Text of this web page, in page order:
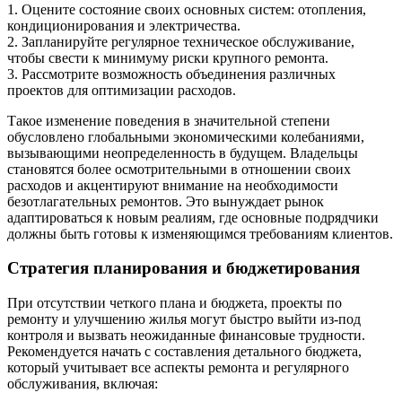
1. Оцените состояние своих основных систем: отопления,
кондиционирования и электричества.
2. Запланируйте регулярное техническое обслуживание,
чтобы свести к минимуму риски крупного ремонта.
3. Рассмотрите возможность объединения различных
проектов для оптимизации расходов.
Такое изменение поведения в значительной степени
обусловлено глобальными экономическими колебаниями,
вызывающими неопределенность в будущем. Владельцы
становятся более осмотрительными в отношении своих
расходов и акцентируют внимание на необходимости
безотлагательных ремонтов. Это вынуждает рынок
адаптироваться к новым реалиям, где основные подрядчики
должны быть готовы к изменяющимся требованиям клиентов.
Стратегия планирования и бюджетирования
При отсутствии четкого плана и бюджета, проекты по
ремонту и улучшению жилья могут быстро выйти из-под
контроля и вызвать неожиданные финансовые трудности.
Рекомендуется начать с составления детального бюджета,
который учитывает все аспекты ремонта и регулярного
обслуживания, включая: